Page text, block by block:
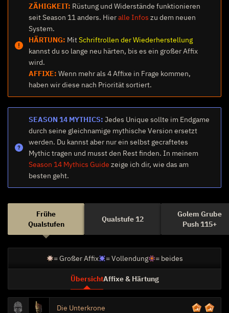
ZÄHIGKEIT: Rüstung und Widerstände funktionieren
seit Season 11 anders. Hieralle Infos zu dem neuen
System.
HÄRTUNG: MitSchriftrollen der Wiederherstellung
kannst du so lange neu härten, bis es ein großer Affix
wird.
AFFIXE: Wenn mehr als 4 Affixe in Frage kommen,
haben wir diese nach Priorität sortiert.
SEASON 14 MYTHICS: Jedes Unique sollte im Endgame
durch seine gleichnamige mythische Version ersetzt
werden. Du kannst aber nur ein selbst gecraftetes
Mythic tragen und musst den Rest finden. In meinem
Season 14 Mythics Guide zeige ich dir, wie das am
besten geht.
Frühe
Qualstufen
Qualstufe 12
Golem Grube
Push 115+
ÜbersichtAffixe & Härtung
= Großer Affix = Vollendung = beides
Die Unterkrone